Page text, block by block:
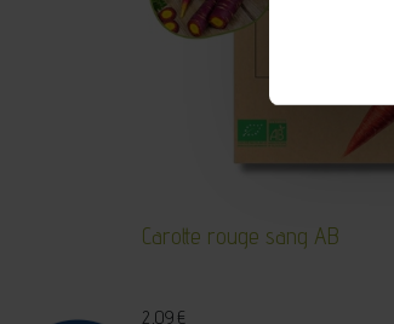
Carotte rouge sang AB
2,09 €